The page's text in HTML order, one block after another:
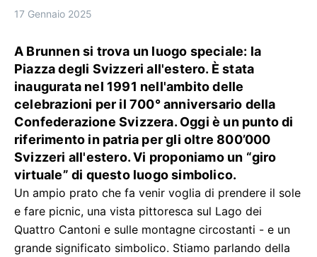
17 Gennaio 2025
A Brunnen si trova un luogo speciale: la
Piazza degli Svizzeri all'estero. È stata
inaugurata nel 1991 nell'ambito delle
celebrazioni per il 700° anniversario della
Confederazione Svizzera. Oggi è un punto di
riferimento in patria per gli oltre 800’000
Svizzeri all'estero. Vi proponiamo un “giro
virtuale” di questo luogo simbolico.
Un ampio prato che fa venir voglia di prendere il sole
e fare picnic, una vista pittoresca sul Lago dei
Quattro Cantoni e sulle montagne circostanti - e un
grande significato simbolico. Stiamo parlando della